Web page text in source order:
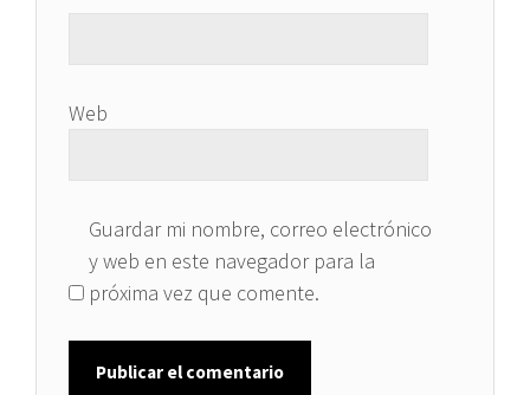
Web
Guardar mi nombre, correo electrónico
y web en este navegador para la
próxima vez que comente.